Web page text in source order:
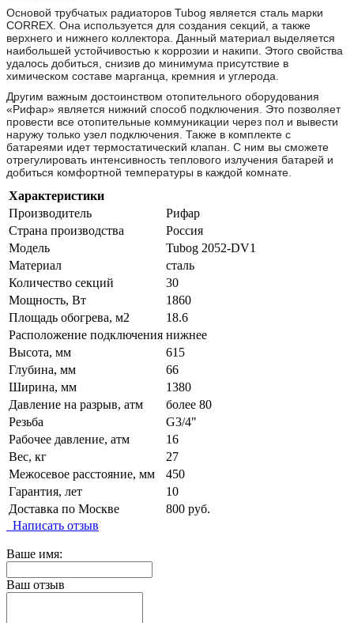
Основой трубчатых радиаторов Tubog является сталь марки
CORREX. Она используется для создания секций, а также
верхнего и нижнего коллектора. Данный материал выделяется
наибольшей устойчивостью к коррозии и накипи. Этого свойства
удалось добиться, снизив до минимума присутствие в
химическом составе марганца, кремния и углерода.
Другим важным достоинством отопительного оборудования
«Рифар» является нижний способ подключения. Это позволяет
провести все отопительные коммуникации через пол и вывести
наружу только узел подключения. Также в комплекте с
батареями идет термостатический клапан. С ним вы сможете
отрегулировать интенсивность теплового излучения батарей и
добиться комфортной температуры в каждой комнате.
Характеристики
Производитель
Рифар
Страна производства
Россия
Модель
Tubog 2052-DV1
Материал
сталь
Количество секций
30
Мощность, Вт
1860
Площадь обогрева, м2
18.6
Расположение подключения нижнее
Высота, мм
615
Глубина, мм
66
Ширина, мм
1380
Давление на разрыв, атм
более 80
Резьба
G3/4"
Рабочее давление, атм
16
Вес, кг
27
Межосевое расстояние, мм
450
Гарантия, лет
10
Доставка по Москве
800 руб.
Написать отзыв
Ваше имя:
Ваш отзыв